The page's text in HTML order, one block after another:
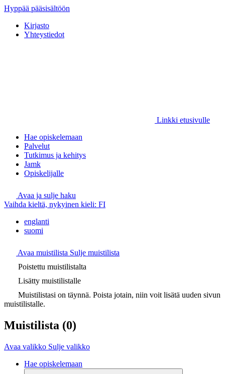
Hyppää pääsisältöön
Kirjasto
Yhteystiedot
Linkki etusivulle
Hae opiskelemaan
Palvelut
Tutkimus ja kehitys
Jamk
Opiskelijalle
Avaa ja sulje haku
Vaihda kieltä, nykyinen kieli: FI
englanti
suomi
Avaa muistilista Sulje muistilista
Poistettu muistilistalta
Lisätty muistilistalle
Muistilistasi on täynnä. Poista jotain, niin voit lisätä uuden sivun
muistilistalle.
Muistilista (0)
Avaa valikko Sulje valikko
Hae opiskelemaan